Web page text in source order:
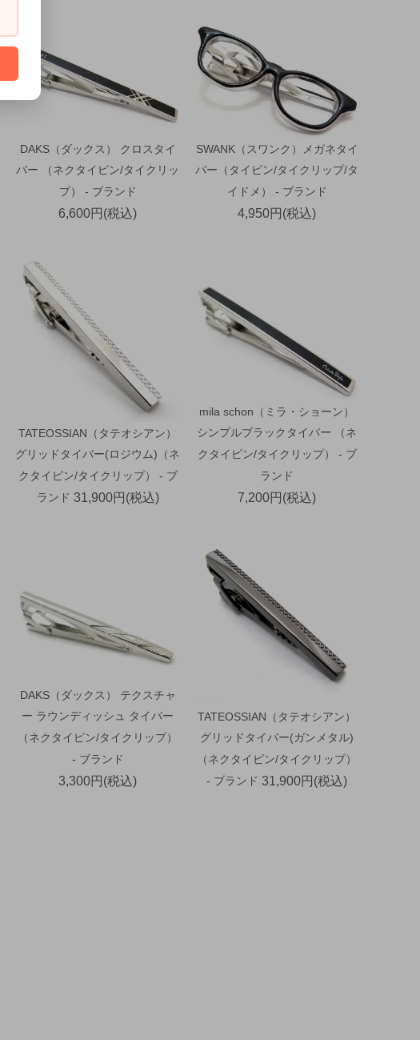
DAKS（ダックス） クロスタイ
バー （ネクタイピン/タイクリッ
プ） - ブランド
6,600円(税込)
SWANK（スワンク）メガネタイ
バー（タイピン/タイクリップ/タ
イドメ） - ブランド
4,950円(税込)
TATEOSSIAN（タテオシアン）
グリッドタイバー(ロジウム)（ネ
クタイピン/タイクリップ） - ブ
ランド 31,900円(税込)
mila schon（ミラ・ショーン）
シンプルブラックタイバー （ネ
クタイピン/タイクリップ） - ブ
ランド
7,200円(税込)
DAKS（ダックス） テクスチャ
ー ラウンディッシュ タイバー
（ネクタイピン/タイクリップ）
- ブランド
3,300円(税込)
TATEOSSIAN（タテオシアン）
グリッドタイバー(ガンメタル)
（ネクタイピン/タイクリップ）
- ブランド 31,900円(税込)